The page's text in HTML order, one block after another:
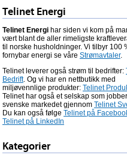
Telinet Energi
Telinet Energi har siden vi kom på
vært blant de aller rimeligste
til norske husholdninger. Vi tilbyr 100
fornybar energi se våre Strømavtaler.
Telinet leverer også strøm til bedrifter:
Bedrift. Og vi har en nettbutikk med
miljøvennlige produkter: Telinet
Telinet har også et selskap som
svenske markedet gjennom Telinet
Du kan også følge Telinet på
Telinet på LinkedIn
Kategorier